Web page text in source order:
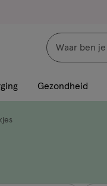
Zoeken
met
dit
Gezondheid